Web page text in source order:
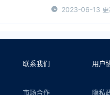
2023-06-13 更
联系我们
市场合作
用户
隐私